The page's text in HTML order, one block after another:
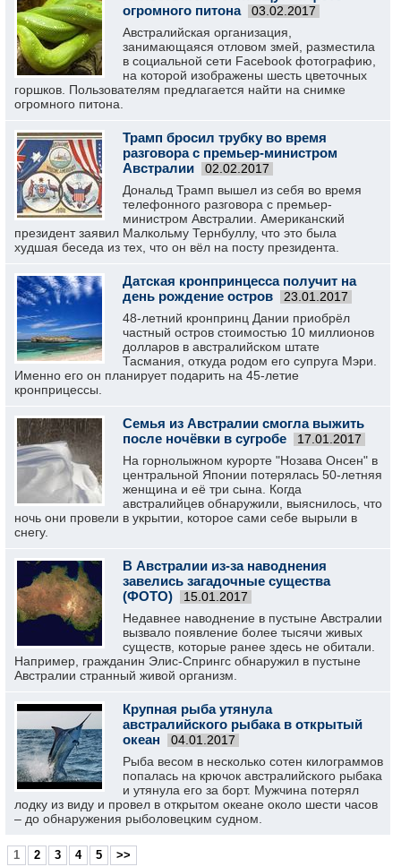
огромного питона
03.02.2017
Австралийская организация,
занимающаяся отловом змей, разместила
в социальной сети Facebook фотографию,
на которой изображены шесть цветочных
горшков. Пользователям предлагается найти на снимке
огромного питона.
Трамп бросил трубку во время
разговора с премьер-министром
Австралии
02.02.2017
Дональд Трамп вышел из себя во время
телефонного разговора с премьер-
министром Австралии. Американский
президент заявил Малкольму Тернбуллу, что это была
худшая беседа из тех, что он вёл на посту президента.
Датская кронпринцесса получит на
день рождение остров
23.01.2017
48-летний кронпринц Дании приобрёл
частный остров стоимостью 10 миллионов
долларов в австралийском штате
Тасмания, откуда родом его супруга Мэри.
Именно его он планирует подарить на 45-летие
кронприцессы.
Семья из Австралии смогла выжить
после ночёвки в сугробе
17.01.2017
На горнолыжном курорте "Нозава Онсен" в
центральной Японии потерялась 50-летняя
женщина и её три сына. Когда
австралийцев обнаружили, выяснилось, что
ночь они провели в укрытии, которое сами себе вырыли в
снегу.
В Австралии из-за наводнения
завелись загадочные существа
(ФОТО)
15.01.2017
Недавнее наводнение в пустыне Австралии
вызвало появление более тысячи живых
существ, которые ранее здесь не обитали.
Например, гражданин Элис-Спрингс обнаружил в пустыне
Австралии странный живой организм.
Крупная рыба утянула
австралийского рыбака в открытый
океан
04.01.2017
Рыба весом в несколько сотен килограммов
попалась на крючок австралийского рыбака
и утянула его за борт. Мужчина потерял
лодку из виду и провел в открытом океане около шести часов
– до обнаружения рыболовецким судном.
1 2 3 4 5 >>